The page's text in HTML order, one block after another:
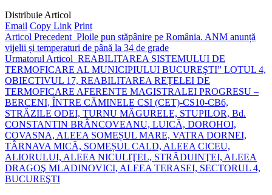
Distribuie Articol
Email Copy Link Print
Articol Precedent Ploile pun stăpânire pe România. ANM anunță
vijelii și temperaturi de până la 34 de grade
Urmatorul Articol REABILITAREA SISTEMULUI DE
TERMOFICARE AL MUNICIPIULUI BUCUREŞTI” LOTUL 4,
OBIECTIVUL 17, REABILITAREA REȚELEI DE
TERMOFICARE AFERENTE MAGISTRALEI PROGRESU –
BERCENI, ÎNTRE CĂMINELE CSI (CET)-CS10-CB6,
STRĂZILE ODEI, TURNU MĂGURELE, STUPILOR, Bd.
CONSTANTIN BRÂNCOVEANU, LUICĂ, DOROHOI,
COVASNA, ALEEA SOMEȘUL MARE, VATRA DORNEI,
TÂRNAVA MICĂ, SOMEȘUL CALD, ALEEA CICEU,
ALIORULUI, ALEEA NICULIŢEL, STRĂDUINŢEI, ALEEA
DRAGOŞ MLADINOVICI, ALEEA TERASEI, SECTORUL 4,
BUCUREŞTI